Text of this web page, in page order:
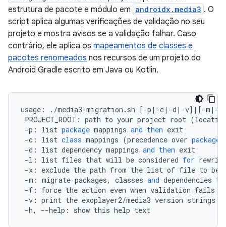
estrutura de pacote e módulo em androidx.media3 . O
script aplica algumas verificações de validação no seu
projeto e mostra avisos se a validação falhar. Caso
contrário, ele aplica os mapeamentos de classes e
pacotes renomeados nos recursos de um projeto do
Android Gradle escrito em Java ou Kotlin.
usage : . /media3-migration . sh [-p |-c|-d |-v] | [-m |-
PROJECT_ROOT : path to your project root (
-p : list package mappings and then exit
-c : list class mappings (precedence over package
-d : list dependency mappings and then exit
-l : list files that will be considered for
-x : exclude the path from the list of file to be
-m : migrate packages, classes and dependencies to
-f : force the action even when validation fails
-v : print the exoplayer2/media3 version strings
-h, --help : show this help text